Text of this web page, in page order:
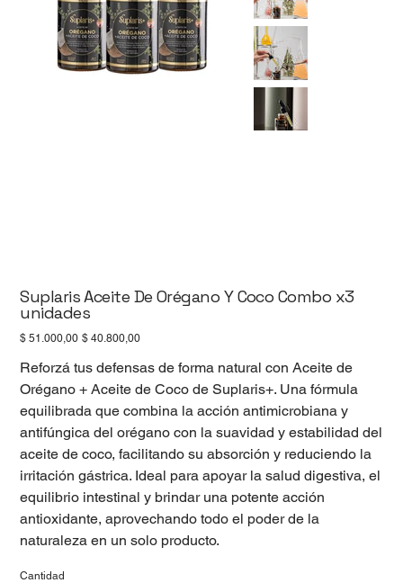
Suplaris Aceite De Orégano Y Coco Combo x3
unidades
Precio
original
$ 51.000,00 Precio
de
$ 40.800,00
Reforzá tus defensas de forma natural con Aceite de
Orégano + Aceite de Coco de Suplaris+. Una fórmula
equilibrada que combina la acción antimicrobiana y
antifúngica del orégano con la suavidad y estabilidad del
aceite de coco, facilitando su absorción y reduciendo la
irritación gástrica. Ideal para apoyar la salud digestiva, el
equilibrio intestinal y brindar una potente acción
antioxidante, aprovechando todo el poder de la
naturaleza en un solo producto.
Cantidad